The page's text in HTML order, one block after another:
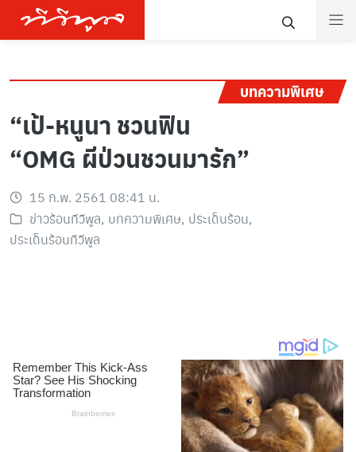
บทความพิเศษ
“เป้-หนูนา ชวนฟิน
“OMG ผีป่วนชวนมารัก”
15 ก.พ. 2561 08:41 น.
ข่าวร้อนทีวีพูล, บทความพิเศษ, ประเด็นร้อน,
ประเด็นร้อนทีวีพูล